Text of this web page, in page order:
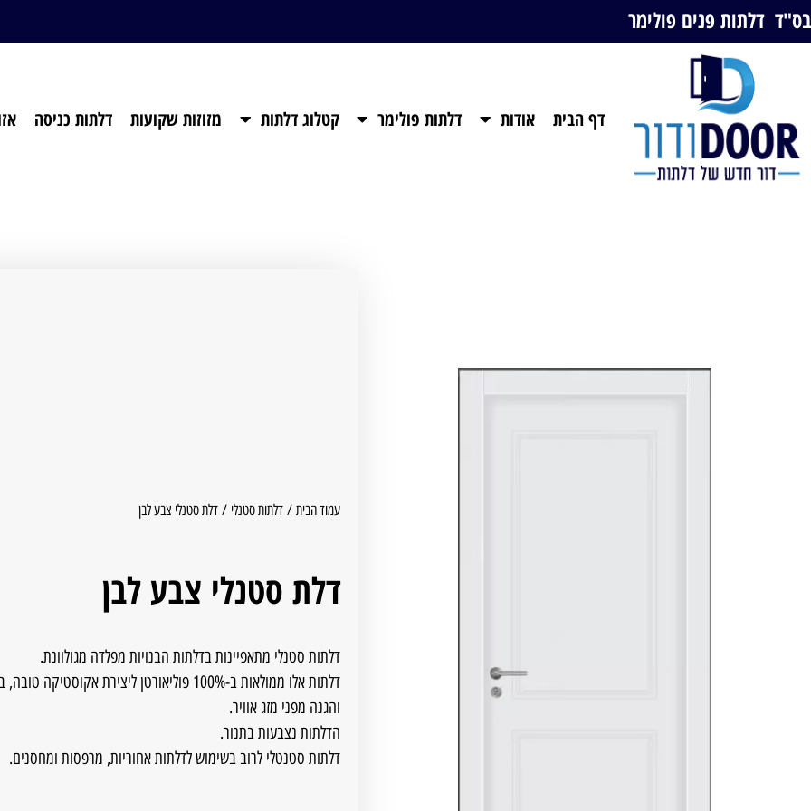
בס"ד דלתות פנים פולימר
דף הבית אודות דלתות פולימר קטלוג דלתות מזוזות שקועות דלתות כניסה
עמוד הבית / דלתות סטנלי / דלת סטנלי צבע לבן
דלת סטנלי צבע לבן
דלתות סטנלי מתאפיינות בדלתות הבנויות מפלדה מגולוונת.
דלתות אלו ממולאות ב-100% פוליאורטן ליצירת
והגנה מפני מזג אוויר.
הדלתות נצבעות בתנור.
דלתות סטנטלי לרוב בשימוש לדלתות אחוריות, מרפסות ומחסנים.